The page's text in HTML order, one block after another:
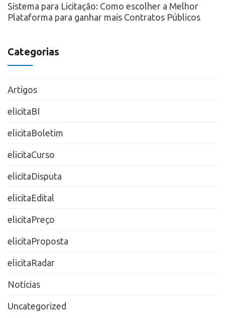
Sistema para Licitação: Como escolher a Melhor
Plataforma para ganhar mais Contratos Públicos
Categorias
Artigos
elicitaBI
elicitaBoletim
elicitaCurso
elicitaDisputa
elicitaEdital
elicitaPreço
elicitaProposta
elicitaRadar
Notícias
Uncategorized